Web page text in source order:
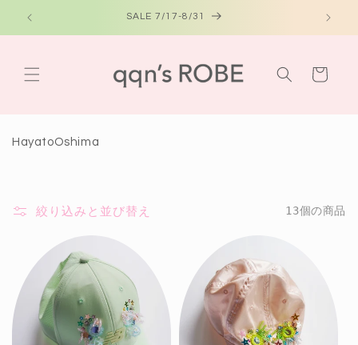
ンツに
進む
SALE 7/17-8/31
ー
コ
ン
HayatoOshima
絞り込みと並び替え 13個の商品